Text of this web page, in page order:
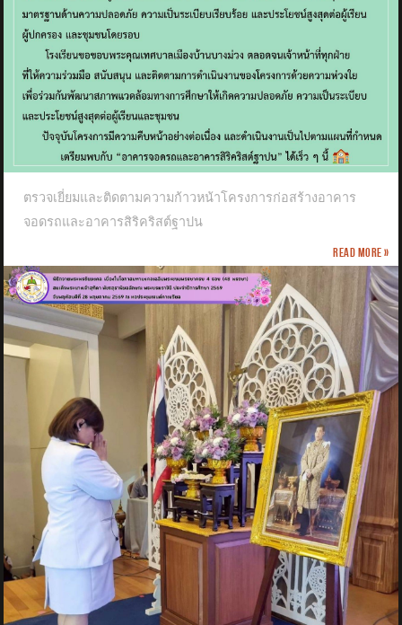
ตรวจเยี่ยมและติดตามความก้าวหน้าโครงการก่อสร้างอาคาร
จอดรถและอาคารสิริคริสต์ฐาปน
Read more »